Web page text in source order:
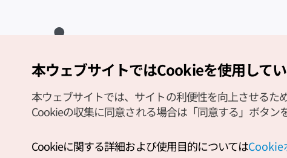
Copyright (c) Korea Tourism Organization All Rights Reserved.
サイトエラー報告
公式メール
本ウェブサイトではCookieを使用してい
本ウェブサイトでは、サイトの利便性を向上させるた
Cookieの収集に同意される場合は「同意する」ボタン
Cookieに関する詳細および使用目的についてはCookie